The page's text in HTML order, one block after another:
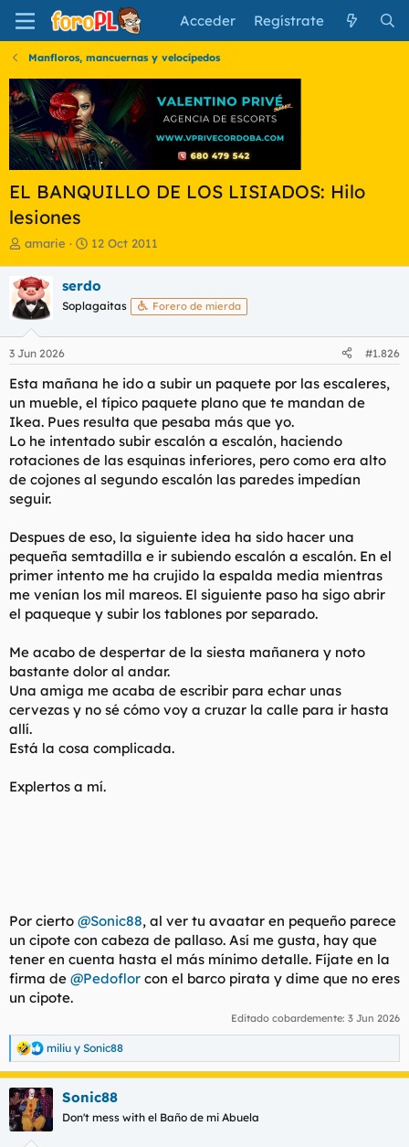
Acceder Regístrate
Manfloros, mancuernas y velocípedos
EL BANQUILLO DE LOS LISIADOS: Hilo
lesiones
I
i
c
i
a
d
o
d
e
l
t
e
a
amarie
F
h
a
e
i
c
i
o
12 Oct 2011
serdo
Soplagaitas Forero de mierda
3 Jun 2026 #1.826
Esta mañana he ido a subir un paquete por las escaleres,
un mueble, el típico paquete plano que te mandan de
Ikea. Pues resulta que pesaba más que yo.
Lo he intentado subir escalón a escalón, haciendo
rotaciones de las esquinas inferiores, pero como era alto
de cojones al segundo escalón las paredes impedían
seguir.
Despues de eso, la siguiente idea ha sido hacer una
pequeña semtadilla e ir subiendo escalón a escalón. En el
primer intento me ha crujido la espalda media mientras
me venían los mil mareos. El siguiente paso ha sigo abrir
el paqueque y subir los tablones por separado.
Me acabo de despertar de la siesta mañanera y noto
bastante dolor al andar.
Una amiga me acaba de escribir para echar unas
cervezas y no sé cómo voy a cruzar la calle para ir hasta
allí.
Está la cosa complicada.
Explertos a mí.
Por cierto @Sonic88, al ver tu avaatar en pequeño parece
un cipote con cabeza de pallaso. Así me gusta, hay que
tener en cuenta hasta el más mínimo detalle. Fíjate en la
firma de @Pedoflor con el barco pirata y dime que no eres
un cipote.
Editado cobardemente: 3 Jun 2026
R
e
a
c
c
i
miliu y Sonic88
Sonic88
Don't mess with el Baño de mi Abuela